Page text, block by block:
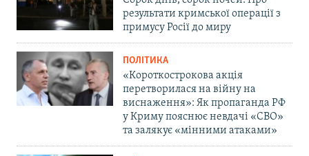
результати кримської операції з
примусу Росії до миру
ПОЛІТИКА
«Короткострокова акція
перетворилася на війну на
виснаження»: Як пропаганда РФ
у Криму пояснює невдачі «СВО»
та залякує «мінними атаками»